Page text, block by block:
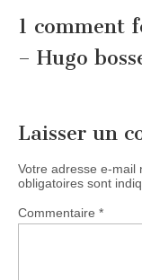
1 comment
– Hugo
Laisser un
Votre adresse e-mail
obligatoires sont
Commentaire *